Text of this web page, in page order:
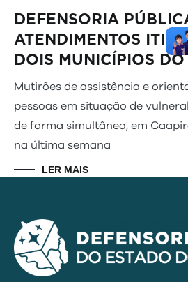
DEFENSORIA
ATENDIMENTOS
DOIS MUNICÍPIOS
Mutirões de assistência e
pessoas em situação de
de forma simultânea, em
na última semana
LER MAIS